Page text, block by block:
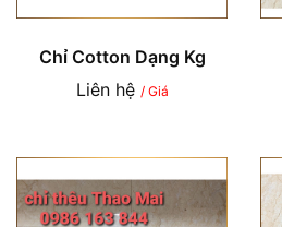
Chỉ Cotton Dạng Kg
Liên hệ / Giá